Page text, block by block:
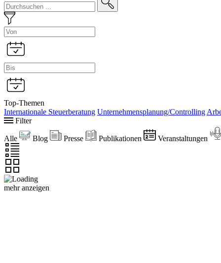
Top-Themen
Internationale Steuerberatung Unternehmensplanung/Controlling
Filter
Alle Blog Presse Publikationen Veranstaltungen
mehr anzeigen